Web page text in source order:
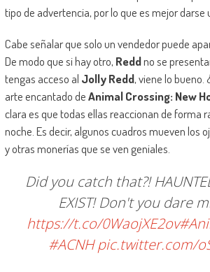
tipo de advertencia, por lo que es mejor darse
Cabe señalar que solo un vendedor puede
De modo que si hay otro, Reddno se
tengas acceso al Jolly Redd, viene lo bueno.
arte encantado deAnimal Crossing: New
clara es que todas ellas reaccionan de forma
noche. Es decir, algunos cuadros mueven los
y otras monerías que se ven geniales.
Did you catch that?!
EXIST! Don't you dare
https://t.co/0WaojXE2ov
#ACNH pic.twitter.com/